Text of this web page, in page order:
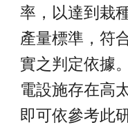
率，以達到栽
產量標準，符
實之判定依據
電設施存在高
即可依參考此